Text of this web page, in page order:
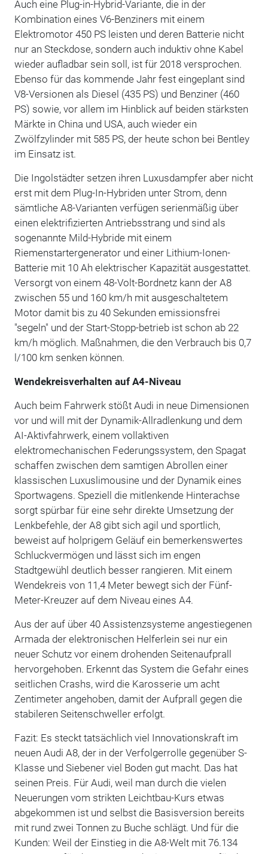
Auch eine Plug-in-Hybrid-Variante, die in der
Kombination eines V6-Benziners mit einem
Elektromotor 450 PS leisten und deren Batterie nicht
nur an Steckdose, sondern auch induktiv ohne Kabel
wieder aufladbar sein soll, ist für 2018 versprochen.
Ebenso für das kommende Jahr fest eingeplant sind
V8-Versionen als Diesel (435 PS) und Benziner (460
PS) sowie, vor allem im Hinblick auf beiden stärksten
Märkte in China und USA, auch wieder ein
Zwölfzylinder mit 585 PS, der heute schon bei Bentley
im Einsatz ist.
Die Ingolstädter setzen ihren Luxusdampfer aber nicht
erst mit dem Plug-In-Hybriden unter Strom, denn
sämtliche A8-Varianten verfügen serienmäßig über
einen elektrifizierten Antriebsstrang und sind als
sogenannte Mild-Hybride mit einem
Riemenstartergenerator und einer Lithium-Ionen-
Batterie mit 10 Ah elektrischer Kapazität ausgestattet.
Versorgt von einem 48-Volt-Bordnetz kann der A8
zwischen 55 und 160 km/h mit ausgeschaltetem
Motor damit bis zu 40 Sekunden emissionsfrei
"segeln" und der Start-Stopp-betrieb ist schon ab 22
km/h möglich. Maßnahmen, die den Verbrauch bis 0,7
l/100 km senken können.
Wendekreisverhalten auf A4-Niveau
Auch beim Fahrwerk stößt Audi in neue Dimensionen
vor und will mit der Dynamik-Allradlenkung und dem
AI-Aktivfahrwerk, einem vollaktiven
elektromechanischen Federungssystem, den Spagat
schaffen zwischen dem samtigen Abrollen einer
klassischen Luxuslimousine und der Dynamik eines
Sportwagens. Speziell die mitlenkende Hinterachse
sorgt spürbar für eine sehr direkte Umsetzung der
Lenkbefehle, der A8 gibt sich agil und sportlich,
beweist auf holprigem Geläuf ein bemerkenswertes
Schluckvermögen und lässt sich im engen
Stadtgewühl deutlich besser rangieren. Mit einem
Wendekreis von 11,4 Meter bewegt sich der Fünf-
Meter-Kreuzer auf dem Niveau eines A4.
Aus der auf über 40 Assistenzsysteme angestiegenen
Armada der elektronischen Helferlein sei nur ein
neuer Schutz vor einem drohenden Seitenaufprall
hervorgehoben. Erkennt das System die Gefahr eines
seitlichen Crashs, wird die Karosserie um acht
Zentimeter angehoben, damit der Aufprall gegen die
stabileren Seitenschweller erfolgt.
Fazit: Es steckt tatsächlich viel Innovationskraft im
neuen Audi A8, der in der Verfolgerrolle gegenüber S-
Klasse und Siebener viel Boden gut macht. Das hat
seinen Preis. Für Audi, weil man durch die vielen
Neuerungen vom strikten Leichtbau-Kurs etwas
abgekommen ist und selbst die Basisversion bereits
mit rund zwei Tonnen zu Buche schlägt. Und für die
Kunden: Weil der Einstieg in die A8-Welt mit 76.134